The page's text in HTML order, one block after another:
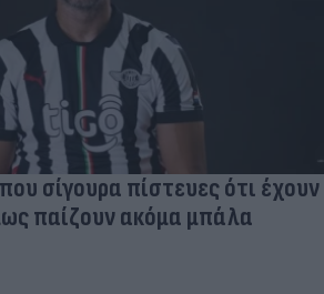
σίγουρα πίστευες ότι έχουν
παίζουν ακόμα μπάλα